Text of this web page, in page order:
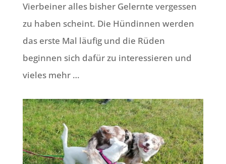
Vierbeiner alles bisher Gelernte vergessen
zu haben scheint. Die Hündinnen werden
das erste Mal läufig und die Rüden
beginnen sich dafür zu interessieren und
vieles mehr …